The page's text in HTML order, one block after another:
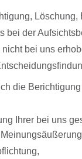
bei der
bei uns
die
Ihrer bei uns